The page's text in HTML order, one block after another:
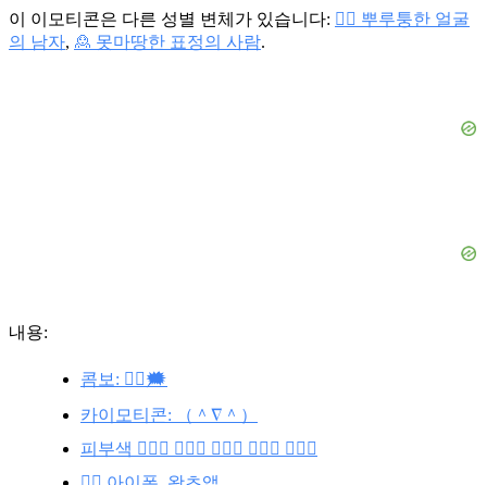
이 이모티콘은 다른 성별 변체가 있습니다: 🙎‍♂️ 뿌루퉁한 얼굴
의 남자, 🙎 못마땅한 표정의 사람.
내용:
콤보: 🙎‍♀️🗯️
카이모티콘: （＾∇＾）
피부색 🙎🏻‍♀️ 🙎🏽‍♀️ 🙎🏼‍♀️ 🙎🏾‍♀️ 🙎🏿‍♀️